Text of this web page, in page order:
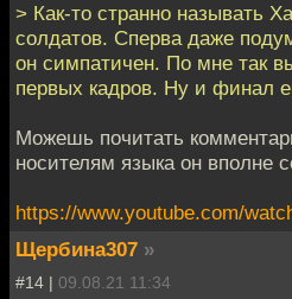
> Как-то странно называть
солдатов. Сперва даже
он симпатичен. По мне так
первых кадров. Ну и финал
Можешь почитать
носителям языка он вполне
https://www.youtube.com/
Щербина307 »
#14 | 09.08.21 11:34